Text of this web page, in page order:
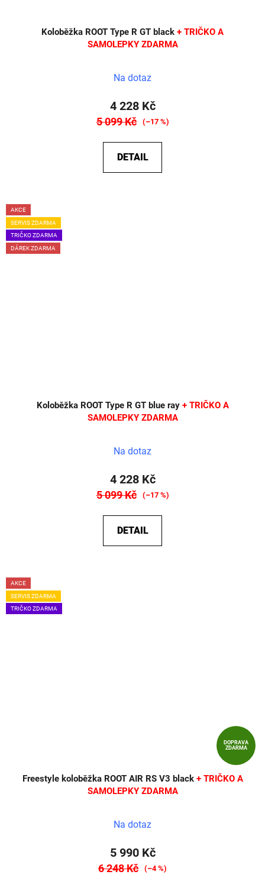
Koloběžka ROOT Type R GT black + TRIČKO A
SAMOLEPKY ZDARMA
Na dotaz
4 228 Kč
5 099 Kč (–17 %)
DETAIL
AKCE
SERVIS ZDARMA
TRIČKO ZDARMA
DÁREK ZDARMA
Koloběžka ROOT Type R GT blue ray + TRIČKO A
SAMOLEPKY ZDARMA
Na dotaz
4 228 Kč
5 099 Kč (–17 %)
DETAIL
AKCE
SERVIS ZDARMA
TRIČKO ZDARMA
DOPRAVA
ZDARMA
Freestyle koloběžka ROOT AIR RS V3 black + TRIČKO A
SAMOLEPKY ZDARMA
Na dotaz
5 990 Kč
6 248 Kč (–4 %)